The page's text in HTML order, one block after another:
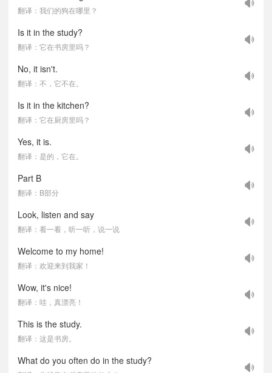
翻译：我们的狗在哪里？
Is it in the study?
翻译：它在书房里吗？
No, it isn't.
翻译：不，它不在。
Is it in the kitchen?
翻译：它在厨房里吗？
Yes, it is.
翻译：是的，它在。
Part B
翻译：B部分
Look, listen and say
翻译：看一看，听一听，说一说
Welcome to my home!
翻译：欢迎来到我家！
Wow, it's nice!
翻译：哇，真漂亮！
This is the study.
翻译：这是书房。
What do you often do in the study?